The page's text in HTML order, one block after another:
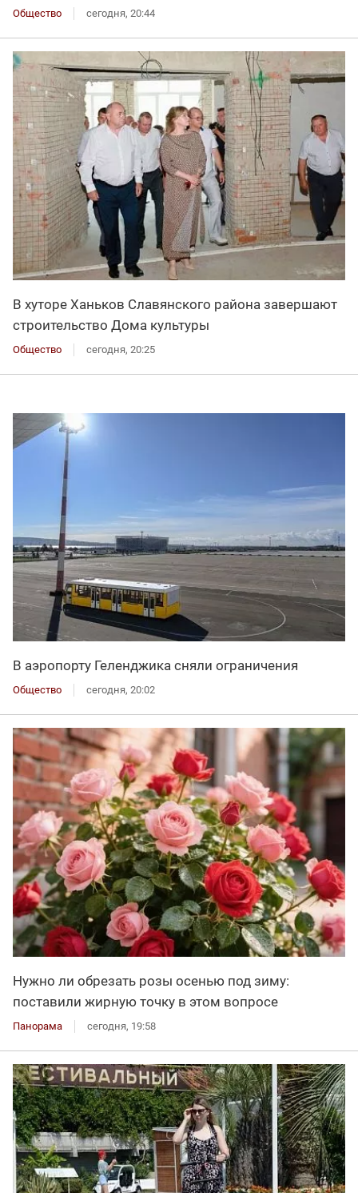
Общество сегодня, 20:44
В хуторе Ханьков Славянского района завершают
строительство Дома культуры
Общество сегодня, 20:25
В аэропорту Геленджика сняли ограничения
Общество сегодня, 20:02
Нужно ли обрезать розы осенью под зиму:
поставили жирную точку в этом вопросе
Панорама сегодня, 19:58